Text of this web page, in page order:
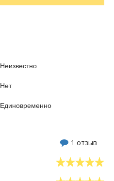
Неизвестно
Нет
Единовременно
1 отзыв